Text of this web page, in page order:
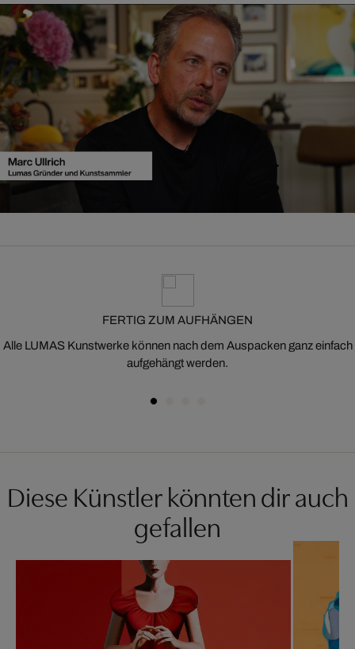
FERTIG ZUM AUFHÄNGEN
Alle LUMAS Kunstwerke können nach dem Auspacken ganz einfach
aufgehängt werden.
Diese Künstler könnten dir auch
gefallen